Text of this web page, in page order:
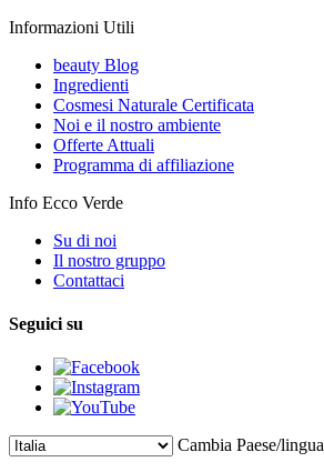
Informazioni Utili
beauty Blog
Ingredienti
Cosmesi Naturale Certificata
Noi e il nostro ambiente
Offerte Attuali
Programma di affiliazione
Info Ecco Verde
Su di noi
Il nostro gruppo
Contattaci
Seguici su
Cambia Paese/lingua